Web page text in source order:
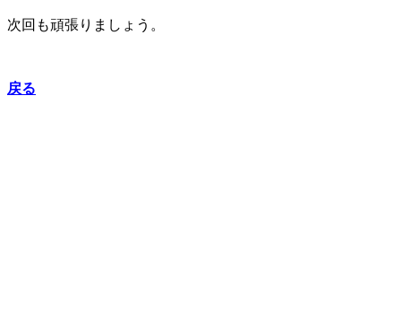
次回も頑張りましょう。
戻る